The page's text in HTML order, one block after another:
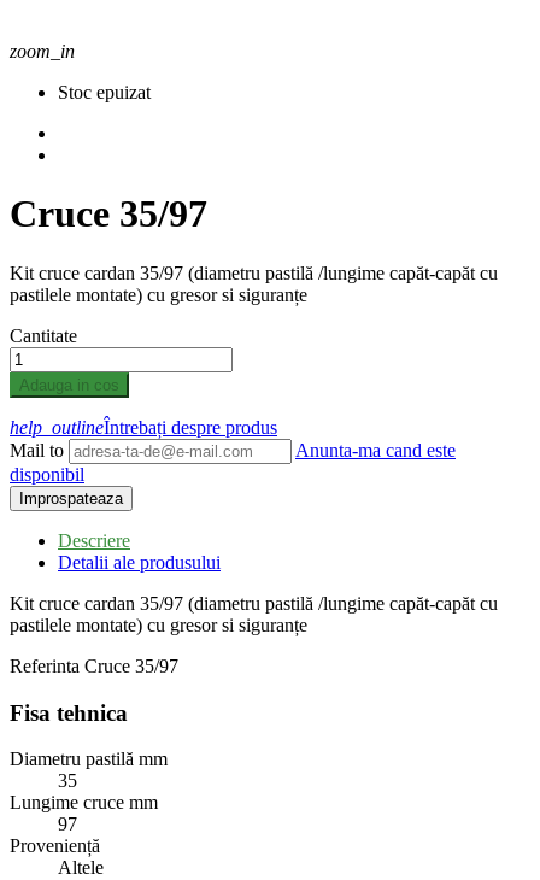
zoom_in
Stoc epuizat
Cruce 35/97
Kit cruce cardan 35/97 (diametru pastilă /lungime capăt-capăt cu
pastilele montate) cu gresor si siguranțe
Cantitate
Adauga in cos
help_outlineÎntrebați despre produs
Mail to
Anunta-ma cand este
disponibil
Descriere
Detalii ale produsului
Kit cruce cardan 35/97 (diametru pastilă /lungime capăt-capăt cu
pastilele montate) cu gresor si siguranțe
Referinta Cruce 35/97
Fisa tehnica
Diametru pastilă mm
35
Lungime cruce mm
97
Proveniență
Altele